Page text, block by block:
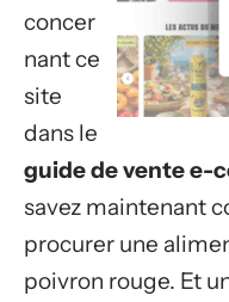
concer
nant ce
site
dans le
guide de vente e-
savez maintenant
procurer une
poivron rouge. Et